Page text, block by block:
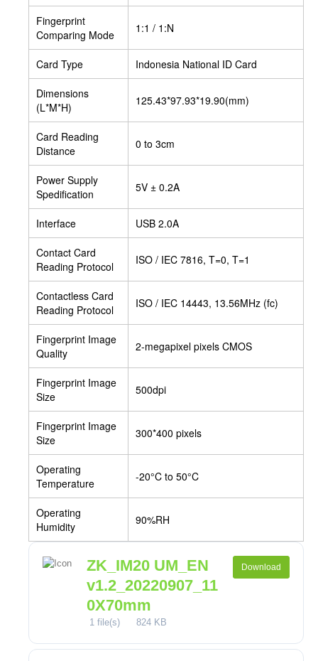
Fingerprint
Comparing Mode
1:1 / 1:N
Card Type Indonesia National ID Card
Dimensions
(L*M*H)
125.43*97.93*19.90(mm)
Card Reading
Distance
0 to 3cm
Power Supply
Spedification
5V ± 0.2A
Interface USB 2.0A
Contact Card
Reading Protocol
ISO / IEC 7816, T=0, T=1
Contactless Card
Reading Protocol
ISO / IEC 14443, 13.56MHz (fc)
Fingerprint Image
Quality
2-megapixel pixels CMOS
Fingerprint Image
Size
500dpi
Fingerprint Image
Size
300*400 pixels
Operating
Temperature
-20°C to 50°C
Operating
Humidity
90%RH
ZK_IM20 UM_EN
v1.2_20220907_11
0X70mm
1 file(s) 824 KB
Download